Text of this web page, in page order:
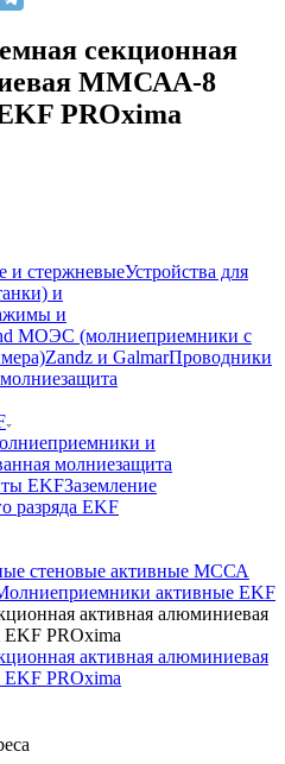
секционная
ММСАА-8
PROxima
и стержневыеУстройства для
и
и
МОЭС (молниеприемники с
Zandz и GalmarПроводники
и
молниезащита
EKFЗаземление
разряда EKF
стеновые активные МССА
активные EKF
активная алюминиевая
PROxima